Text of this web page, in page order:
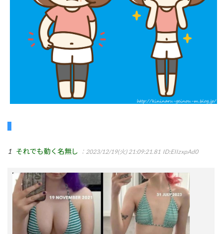
1 それでも動く名無し ：2023/12/19(火) 21:09:21.81 ID:EIIzxpAd0